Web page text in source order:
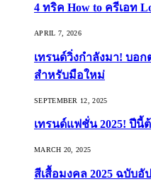
4 ทริค How to ครีเอท
APRIL 7, 2026
เทรนด์วิ่งกำลังมา! บอ
สำหรับมือใหม่
SEPTEMBER 12, 2025
เทรนด์แฟชั่น 2025! ปีนี้
MARCH 20, 2025
สีเสื้อมงคล 2025 ฉบับอั